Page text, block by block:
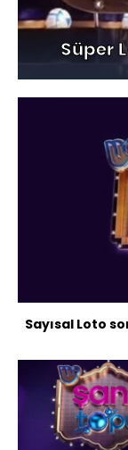
Süper
Sayısal Loto